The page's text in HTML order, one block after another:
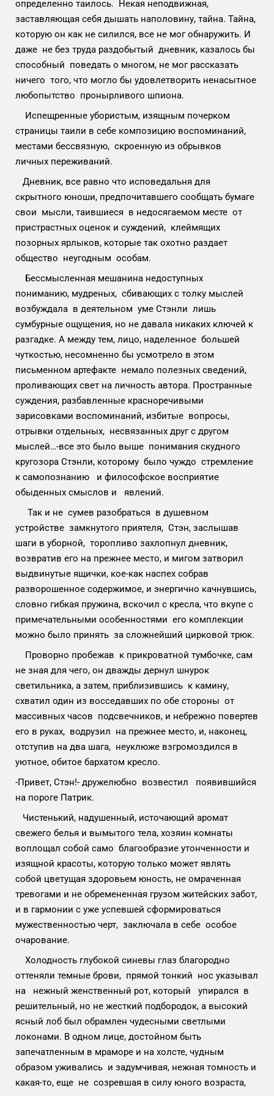
определенно таилось. Некая неподвижная,
заставляющая себя дышать наполовину, тайна. Тайна,
которую он как не силился, все не мог обнаружить. И
даже не без труда раздобытый дневник, казалось бы
способный поведать о многом, не мог рассказать
ничего того, что могло бы удовлетворить ненасытное
любопытство пронырливого шпиона.
Испещренные убористым, изящным почерком
страницы таили в себе композицию воспоминаний,
местами бессвязную, скроенную из обрывков
личных переживаний.
Дневник, все равно что исповедальня для
скрытного юноши, предпочитавшего сообщать бумаге
свои мысли, таившиеся в недосягаемом месте от
пристрастных оценок и суждений, клеймящих
позорных ярлыков, которые так охотно раздает
общество неугодным особам.
Бессмысленная мешанина недоступных
пониманию, мудреных, сбивающих с толку мыслей
возбуждала в деятельном уме Стэнли лишь
сумбурные ощущения, но не давала никаких ключей к
разгадке. А между тем, лицо, наделенное большей
чуткостью, несомненно бы усмотрело в этом
письменном артефакте немало полезных сведений,
проливающих свет на личность автора. Пространные
суждения, разбавленные красноречивыми
зарисовками воспоминаний, избитые вопросы,
отрывки отдельных, несвязанных друг с другом
мыслей…-все это было выше понимания скудного
кругозора Стэнли, которому было чуждо стремление
к самопознанию и философское восприятие
обыденных смыслов и явлений.
Так и не сумев разобраться в душевном
устройстве замкнутого приятеля, Стэн, заслышав
шаги в уборной, торопливо захлопнул дневник,
возвратив его на прежнее место, и мигом затворил
выдвинутые ящички, кое-как наспех собрав
разворошенное содержимое, и энергично качнувшись,
словно гибкая пружина, вскочил с кресла, что вкупе с
примечательными особенностями его комплекции
можно было принять за сложнейший цирковой трюк.
Проворно пробежав к прикроватной тумбочке, сам
не зная для чего, он дважды дернул шнурок
светильника, а затем, приблизившись к камину,
схватил один из восседавших по обе стороны от
массивных часов подсвечников, и небрежно повертев
его в руках, водрузил на прежнее место, и, наконец,
отступив на два шага, неуклюже взгромоздился в
уютное, обитое бархатом кресло.
-Привет, Стэн!- дружелюбно возвестил появившийся
на пороге Патрик.
Чистенький, надушенный, источающий аромат
свежего белья и вымытого тела, хозяин комнаты
воплощал собой само благообразие утонченности и
изящной красоты, которую только может являть
собой цветущая здоровьем юность, не омраченная
тревогами и не обремененная грузом житейских забот,
и в гармонии с уже успевшей сформироваться
мужественностью черт, заключала в себе особое
очарование.
Холодность глубокой синевы глаз благородно
оттеняли темные брови, прямой тонкий нос указывал
на нежный женственный рот, который упирался в
решительный, но не жесткий подбородок, а высокий
ясный лоб был обрамлен чудесными светлыми
локонами. В одном лице, достойном быть
запечатленным в мраморе и на холсте, чудным
образом уживались и задумчивая, нежная томность и
какая-то, еще не созревшая в силу юного возраста,